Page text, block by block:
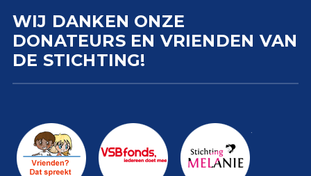
WIJ DANKEN ONZE
DONATEURS EN VRIENDEN VAN
DE STICHTING!